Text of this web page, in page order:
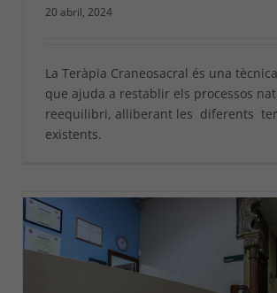
20 abril, 2024
La Teràpia Craneosacral és una
que ajuda a restablir els processos
reequilibri, alliberant les diferents
existents.